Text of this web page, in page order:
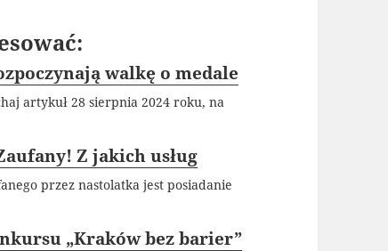
walkę o medale
artykuł 28 sierpnia 2024 roku, na
Z jakich usług
przez nastolatka jest posiadanie
„Kraków bez barier”